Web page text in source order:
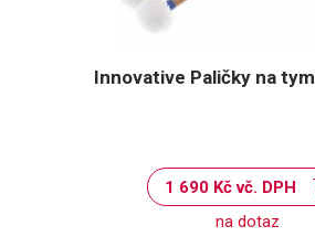
Innovative Paličky na
1 690 Kč vč. DPH
na dotaz